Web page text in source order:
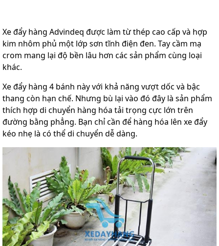
Xe đẩy hàng Advindeq được làm từ thép cao cấp và hợp
kim nhôm phủ một lớp sơn tĩnh điện đen. Tay cầm mạ
crom mang lại độ bền lâu hơn các sản phẩm cùng loại
khác.
Xe đẩy hàng 4 bánh này với khả năng vượt dốc và bậc
thang còn hạn chế. Nhưng bù lại vào đó đây là sản phẩm
thích hợp di chuyển hàng hóa tải trọng cực lớn trên
đường bằng phẳng. Bạn chỉ cần để hàng hóa lên xe đẩy
kéo nhẹ là có thể di chuyển dễ dàng.